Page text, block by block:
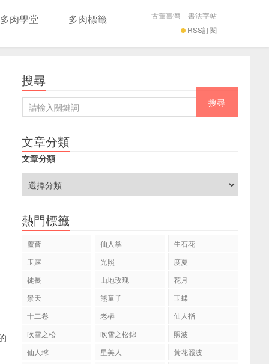
多肉學堂 多肉標籤
RSS訂閱
古董臺灣 | 書法字帖
搜尋
文章分類
文章分類
熱門標籤
蘆薈 仙人掌
生石花
玉露
光照
度夏
徒長
山地玫瑰
花月
景天
熊童子
玉蝶
十二卷
老樁
仙人指
吹雪之松
吹雪之松錦
照波
仙人球
星美人
黃花照波